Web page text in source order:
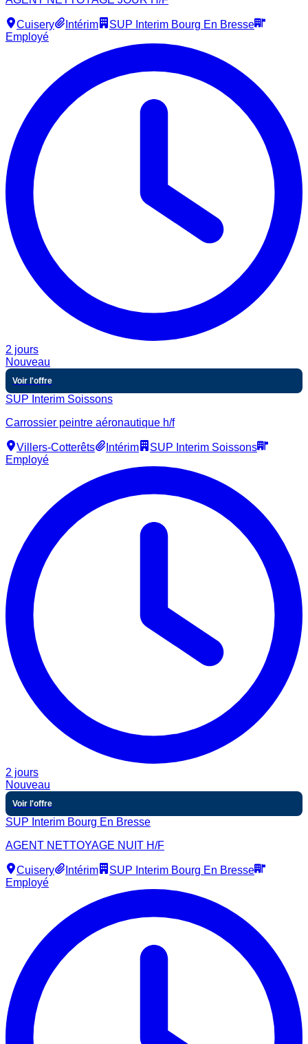
Cuisery Intérim
SUP Interim Bourg En Bresse
Employé
2 jours
Nouveau
Voir l'offre
SUP Interim Soissons
Carrossier peintre aéronautique h/f
Villers-Cotterêts Intérim
SUP Interim Soissons
Employé
2 jours
Nouveau
Voir l'offre
SUP Interim Bourg En Bresse
AGENT NETTOYAGE NUIT H/F
Cuisery Intérim
SUP Interim Bourg En Bresse
Employé